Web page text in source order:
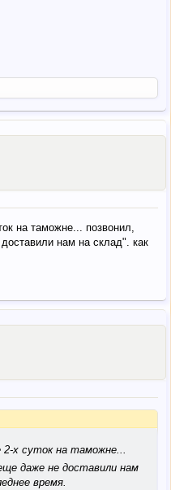
на таможне... позвонил,
нам на склад". как
х суток на таможне...
даже не доставили нам
время.